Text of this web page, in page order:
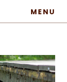
MENU